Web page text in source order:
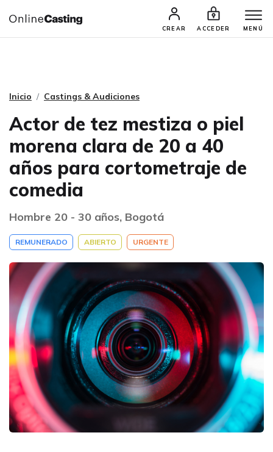
CREAR ACCEDER MENÚ
CASTINGS Y AUDICIONES TALENTOS
Inicio Castings & Audiciones
Actor de tez mestiza o piel
morena clara de 20 a 40
años para cortometraje de
comedia
Hombre 20 - 30 años, Bogotá
REMUNERADO ABIERTO URGENTE